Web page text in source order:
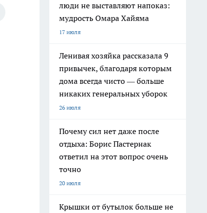
люди не выставляют напоказ:
мудрость Омара Хайяма
17 июля
Ленивая хозяйка рассказала 9
привычек, благодаря которым
дома всегда чисто — больше
никаких генеральных уборок
26 июля
Почему сил нет даже после
отдыха: Борис Пастернак
ответил на этот вопрос очень
точно
20 июля
Крышки от бутылок больше не